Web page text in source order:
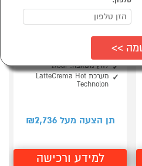
מכונת אספרסו דגם
EXAM440.55BG
לחץ משאבה: 19bar
מערכת LatteCrema Hot
Technolon
תן הצעה מעל ₪ 2,736
למידע ורכישה